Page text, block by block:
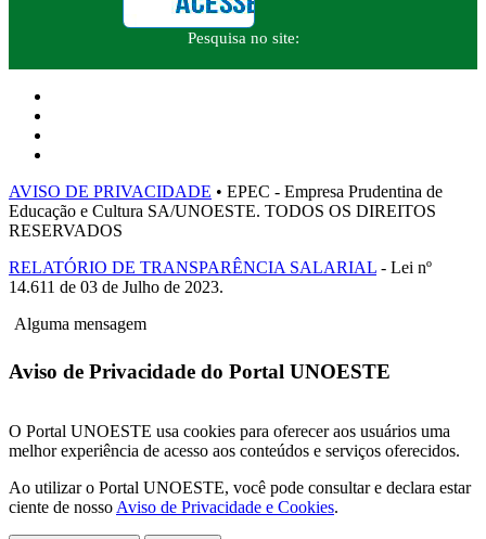
Pesquisa no site:
AVISO DE PRIVACIDADE • EPEC - Empresa Prudentina de
Educação e Cultura SA/UNOESTE. TODOS OS DIREITOS
RESERVADOS
RELATÓRIO DE TRANSPARÊNCIA SALARIAL - Lei nº
14.611 de 03 de Julho de 2023.
Alguma mensagem
Aviso de Privacidade do Portal UNOESTE
O Portal UNOESTE usa cookies para oferecer aos usuários uma
melhor experiência de acesso aos conteúdos e serviços oferecidos.
Ao utilizar o Portal UNOESTE, você pode consultar e declara estar
ciente de nosso Aviso de Privacidade e Cookies.